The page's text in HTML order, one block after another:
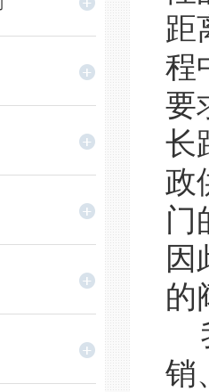
距
程
要
长
政
门
因
的
销